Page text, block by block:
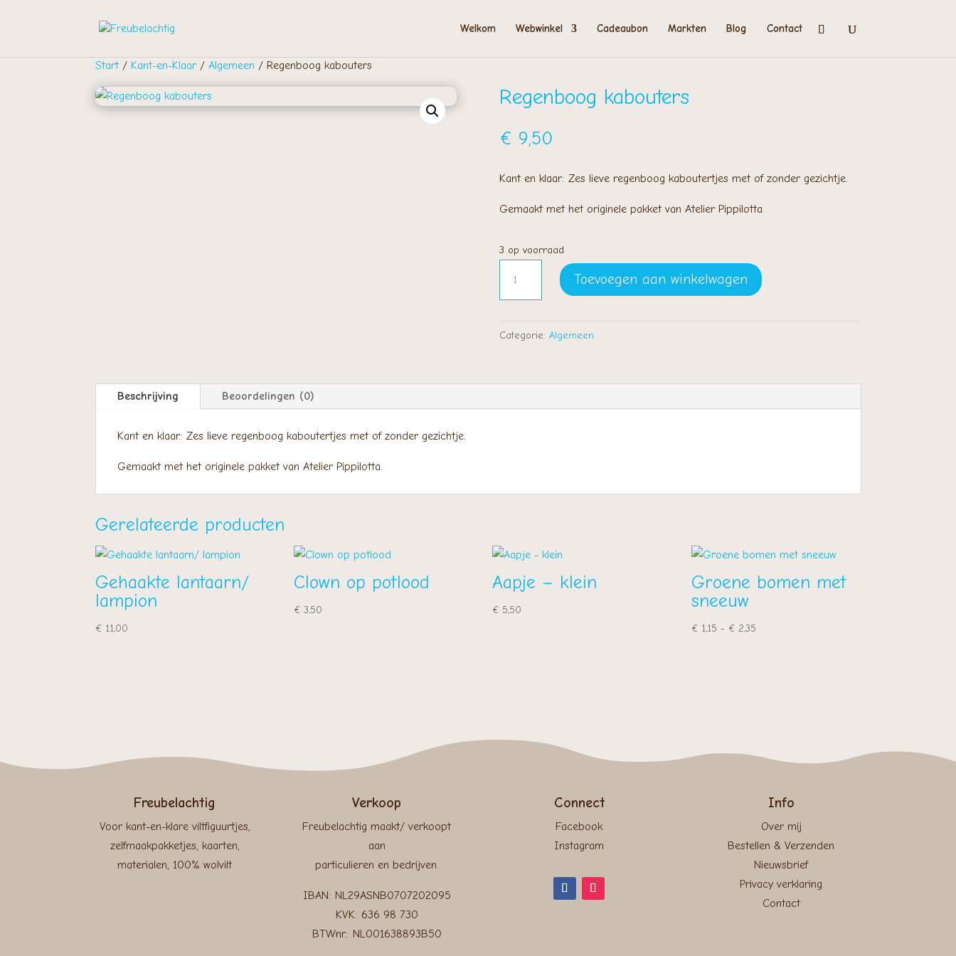
Welkom Webwinkel Cadeaubon Markten Blog Contact
Start/ Kant-en-Klaar/ Algemeen / Regenboog kabouters
Regenboog kabouters
€ 9,50
Kant en klaar: Zes lieve regenboog kaboutertjes met of zonder gezichtje.
Gemaakt met het originele pakket van Atelier Pippilotta.
3 op voorraad
kabouters
Toevoegen aan winkelwagen
Categorie: Algemeen
Beschrijving Beoordelingen (0)
Kant en klaar: Zes lieve regenboog kaboutertjes met of zonder gezichtje.
Gemaakt met het originele pakket van Atelier Pippilotta.
Gerelateerde producten
Gehaakte lantaarn/
lampion
€11,00
Clown op potlood
€3,50
Aapje – klein
€ 5,50
Groene bomen met
sneeuw
€1,15 - €2,35Prijsklasse:
Freubelachtig
Voor kant-en-klare viltfiguurtjes,
zelfmaakpakketjes, kaarten,
materialen, 100% wolvilt
Verkoop
Freubelachtig maakt/ verkoopt
aan
particulieren en bedrijven.
IBAN: NL29ASNB0707202095
KVK: 636 98 730
BTWnr.: NL001638893B50
Connect
Facebook
Instagram
Info
Over mij
Bestellen & Verzenden
Nieuwsbrief
Privacy verklaring
Contact